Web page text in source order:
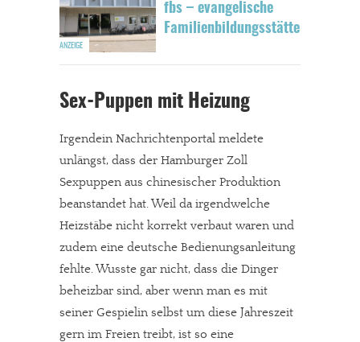
fbs – evangelische
Familienbildungsstätte
Sex-Puppen mit Heizung
Irgendein Nachrichtenportal meldete
unlängst, dass der Hamburger Zoll
Sexpuppen aus chinesischer Produktion
beanstandet hat. Weil da irgendwelche
Heizstäbe nicht korrekt verbaut waren und
zudem eine deutsche Bedienungsanleitung
fehlte. Wusste gar nicht, dass die Dinger
beheizbar sind, aber wenn man es mit
seiner Gespielin selbst um diese Jahreszeit
gern im Freien treibt, ist so eine